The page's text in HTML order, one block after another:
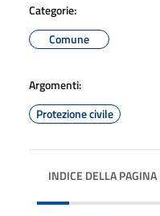
Categorie:
Comune
Argomenti:
Protezione civile
INDICE DELLA PAGINA